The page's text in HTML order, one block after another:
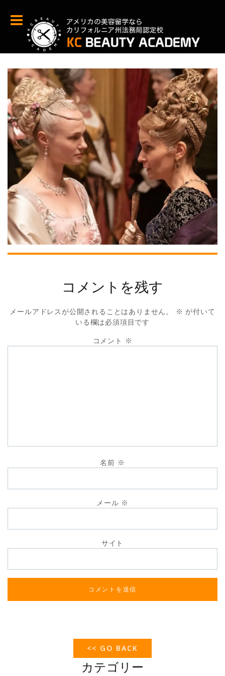
カテゴリー
コメントを残す
メールアドレスが公開されることはありません。 ※ が付いて
いる欄は必須項目です
コメント ※
名前 ※
メール ※
サイト
<< GO BACK